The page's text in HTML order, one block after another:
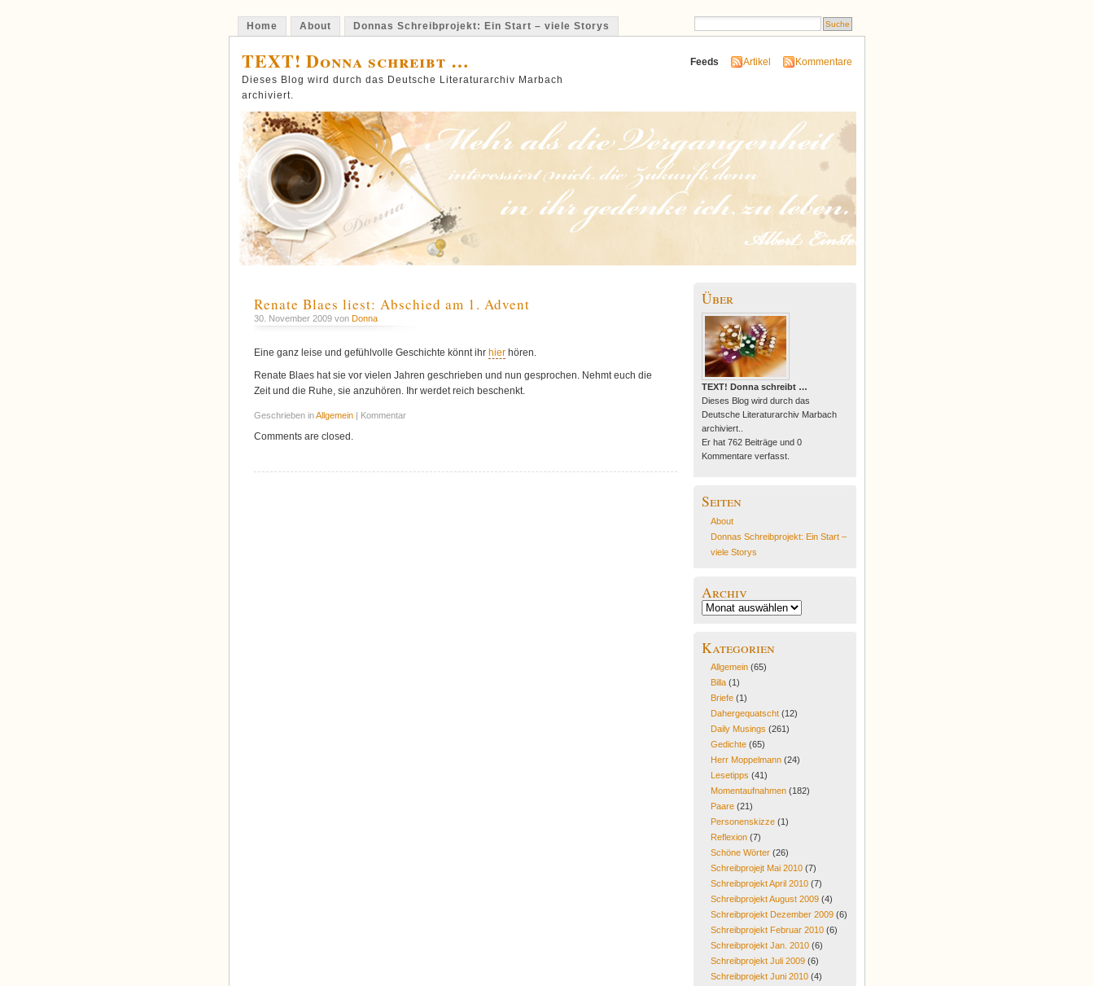
Home About Donnas Schreibprojekt: Ein Start – viele Storys
TEXT! Donna schreibt …
Dieses Blog wird durch das Deutsche Literaturarchiv Marbach
archiviert.
Feeds Artikel Kommentare
Renate Blaes liest: Abschied am 1. Advent
30. November 2009 von Donna
Eine ganz leise und gefühlvolle Geschichte könnt ihr hier hören.
Renate Blaes hat sie vor vielen Jahren geschrieben und nun gesprochen. Nehmt euch die
Zeit und die Ruhe, sie anzuhören. Ihr werdet reich beschenkt.
Geschrieben inAllgemein | Kommentar
Comments are closed.
Über
TEXT! Donna schreibt …
Dieses Blog wird durch das
Deutsche Literaturarchiv Marbach
archiviert..
Er hat 762 Beiträge und 0
Kommentare verfasst.
Seiten
About
Donnas Schreibprojekt: Ein Start –
viele Storys
Archiv
Archiv
Kategorien
Allgemein(65)
Billa(1)
Briefe(1)
Dahergequatscht(12)
Daily Musings (261)
Gedichte(65)
Herr Moppelmann(24)
Lesetipps (41)
Momentaufnahmen(182)
Paare(21)
Personenskizze(1)
Reflexion(7)
Schöne Wörter(26)
Schreibprojejt Mai 2010(7)
Schreibprojekt April 2010(7)
Schreibprojekt August 2009(4)
Schreibprojekt Dezember 2009(6)
Schreibprojekt Februar 2010(6)
Schreibprojekt Jan. 2010(6)
Schreibprojekt Juli 2009(6)
Schreibprojekt Juni 2010(4)